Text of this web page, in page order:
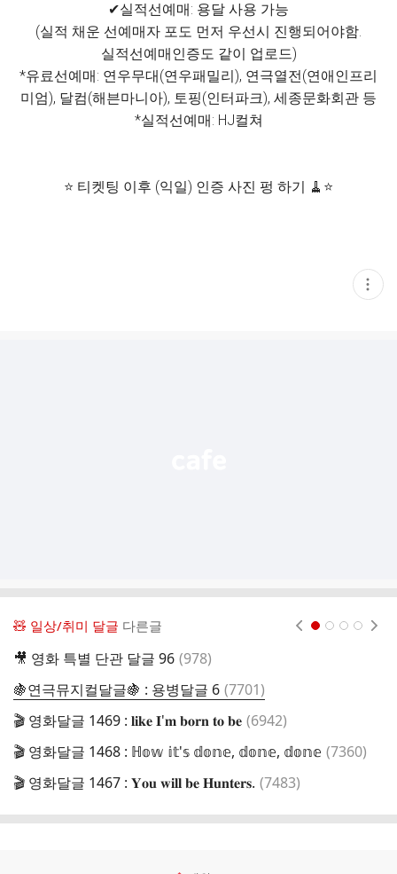
✔실적선예매: 용달 사용 가능
(실적 채운 선예매자 포도 먼저 우선시 진행되어야함.
실적선예매인증도 같이 업로드)
*유료선예매: 연우무대(연우패밀리), 연극열전(연애인프리
미엄), 달컴(해븐마니아), 토핑(인터파크), 세종문화회관 등
*실적선예매: HJ컬쳐
⭐️ 티켓팅 이후 (익일) 인증 사진 펑 하기 🧹⭐️
현
재
🧸 일상/취미 달글 다른글
🎥 영화 특별 단관 달글 96 댓
(978)
🍇연극뮤지컬달글🍇 : 용병달글 6 댓
글
(7701)
🎬 영화달글 1469 : 𝐥𝐢𝐤𝐞 𝐈'𝐦 𝐛𝐨𝐫𝐧 𝐭𝐨 𝐛𝐞 댓
(6942)
🎬 영화달글 1468 : ℍ𝕠𝕨 𝕚𝕥'𝕤 𝕕𝕠𝕟𝕖, 𝕕𝕠𝕟𝕖, 𝕕𝕠𝕟𝕖 댓
(7360)
🎬 영화달글 1467 : 𝐘𝐨𝐮 𝐰𝐢𝐥𝐥 𝐛𝐞 𝐇𝐮𝐧𝐭𝐞𝐫𝐬. 댓
(7483)